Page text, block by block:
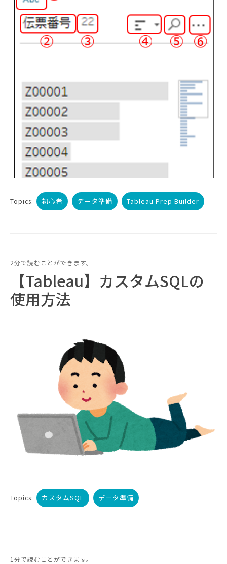
Topics: 初心者 データ準備 Tableau Prep Builder
2分で読むことができます。
【Tableau】カスタムSQLの
使用方法
Topics: カスタムSQL データ準備
1分で読むことができます。